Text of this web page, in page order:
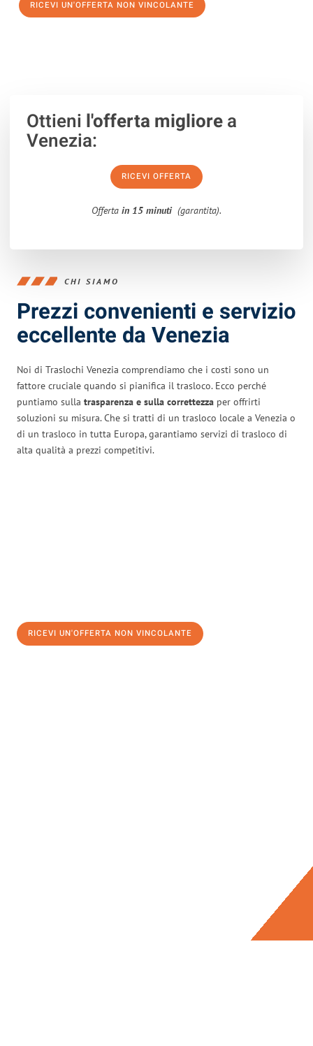
RICEVI UN'OFFERTA NON VINCOLANTE
Ottieni l'offerta migliorea
Venezia:
RICEVI OFFERTA
Offerta in 15 minuti (garantita).
CHI SIAMO
Prezzi convenienti e servizio
eccellente da Venezia
Noi di Traslochi Venezia comprendiamo che i costi sono un
fattore cruciale quando si pianifica il trasloco. Ecco perché
puntiamo sulla trasparenza e sulla correttezza per offrirti
soluzioni su misura. Che si tratti di un trasloco locale a Venezia o
di un trasloco in tutta Europa, garantiamo servizi di trasloco di
alta qualità a prezzi competitivi.
RICEVI UN'OFFERTA NON VINCOLANTE